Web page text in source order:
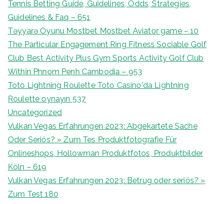
Tennis Betting Guide, Guidelines, Odds, Strategies,
Guidelines & Faq – 651
Təyyarə Oyunu Mostbet Mostbet Aviator game – 10
The Particular Engagement Ring Fitness Sociable Golf
Club Best Activity Plus Gym Sports Activity Golf Club
Within Phnom Penh Cambodia – 953
Toto Lightning Roulette Toto Casino'da Lightning
Roulette oynayın 537
Uncategorized
Vulkan Vegas Erfahrungen 2023: Abgekartete Sache
Oder Seriös? » Zum Tes Produktfotografie Für
Onlineshops, Hollowman Produktfotos, Produktbilder
Köln – 619
Vulkan Vegas Erfahrungen 2023: Betrug oder seriös? »
Zum Test 180